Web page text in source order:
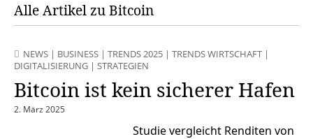
Alle Artikel zu Bitcoin
NEWS | BUSINESS | TRENDS 2025 | TRENDS WIRTSCHAFT |
DIGITALISIERUNG | STRATEGIEN
Bitcoin ist kein sicherer Hafen
2. März 2025
Studie vergleicht Renditen von